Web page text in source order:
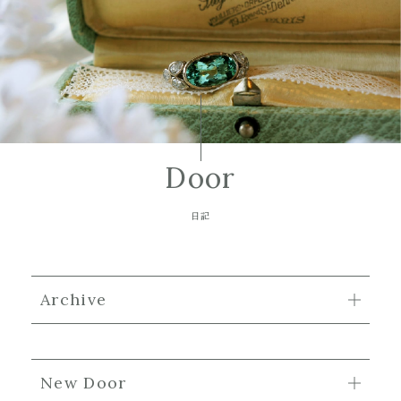
Door
日記
Archive
New Door